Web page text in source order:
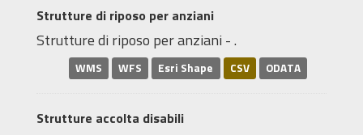
Strutture di riposo per anziani
Strutture di riposo per anziani - .
WMS WFS Esri Shape CSV ODATA
Strutture accolta disabili